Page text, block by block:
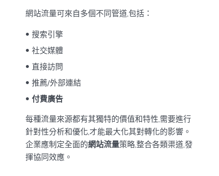
網站流量可來自多個不同管道,包括：
搜索引擎
社交媒體
直接訪問
推薦/外部連結
付費廣告
每種流量來源都有其獨特的價值和特性,需要進行
針對性分析和優化,才能最大化其對轉化的影響。
企業應制定全面的網站流量策略,整合各類渠道,發
揮協同效應。